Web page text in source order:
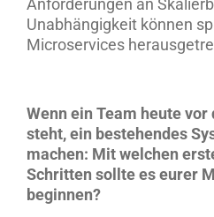
Anforderungen an
Unabhängigkeit können
Microservices
Wenn ein Team heute
steht, ein bestehendes
machen: Mit welchen
Schritten sollte es eurer
beginnen?